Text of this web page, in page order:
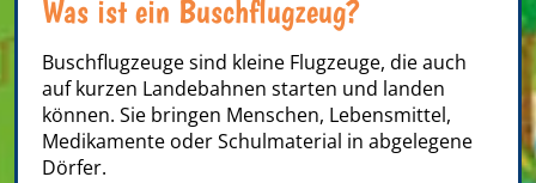
Was ist ein Buschflugzeug?
Buschflugzeuge sind kleine Flugzeuge, die auch
auf kurzen Landebahnen starten und landen
können. Sie bringen Menschen, Lebensmittel,
Medikamente oder Schulmaterial in abgelegene
Dörfer.